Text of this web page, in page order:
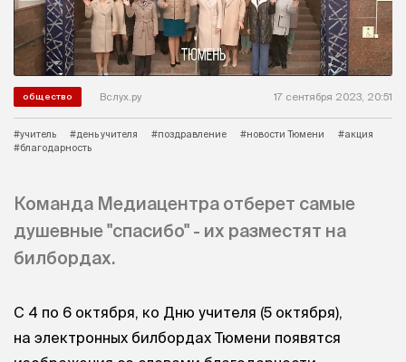
общество Вслух.ру 17 сентября 2023, 20:51
#учитель #день учителя #поздравление #новости Тюмени
#акция
#благодарность
Команда Медиацентра отберет самые
душевные "спасибо" - их разместят на
билбордах.
С 4 по 6 октября, ко Дню учителя (5 октября),
на электронных билбордах Тюмени появятся